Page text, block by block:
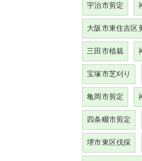
宇治市剪定
大阪市東住吉区
三田市植栽
宝塚市芝刈り
亀岡市剪定
四条畷市剪定
堺市東区伐採